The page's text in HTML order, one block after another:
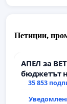
Петиции,
АПЕЛ за
бюджетът
парите и
35 853